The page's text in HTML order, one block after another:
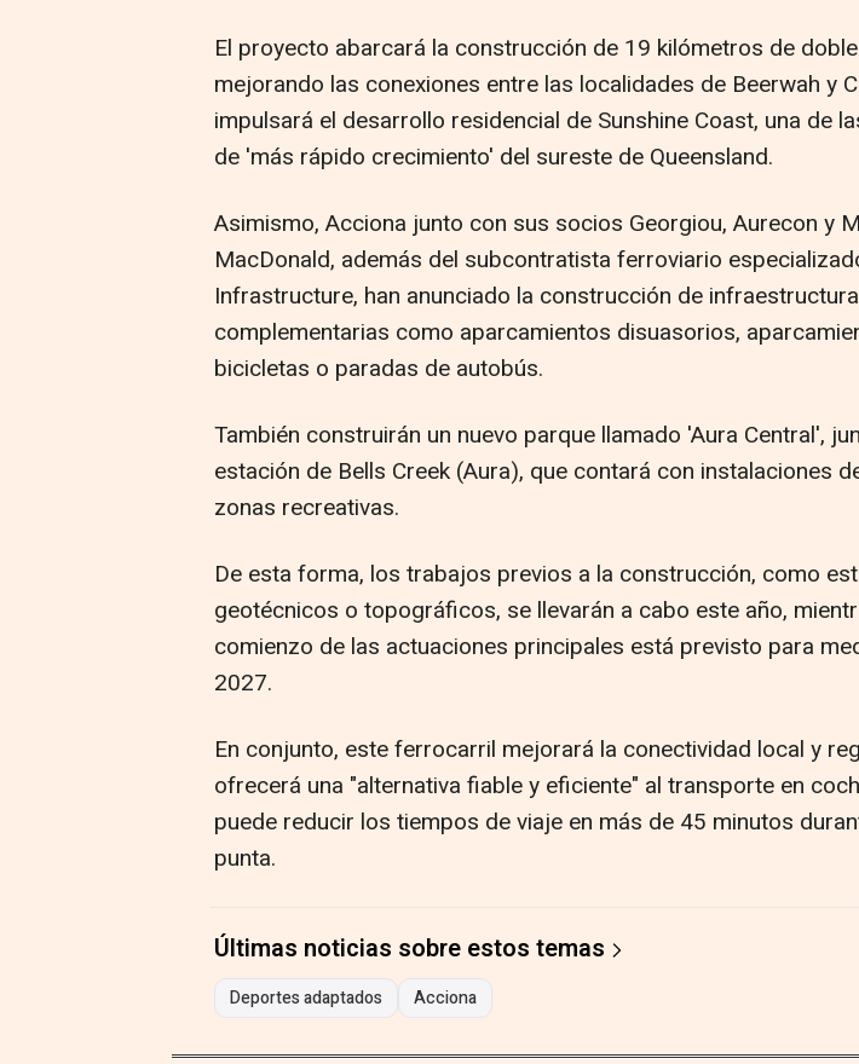
El proyecto abarcará la construcción de 19 kilómetros de
mejorando las conexiones entre las localidades de Beerwah y
impulsará el desarrollo residencial de Sunshine Coast, una de
de 'más rápido crecimiento' del sureste de Queensland.
Asimismo, Acciona junto con sus socios Georgiou, Aurecon y
MacDonald, además del subcontratista ferroviario
Infrastructure, han anunciado la construcción de
complementarias como aparcamientos disuasorios,
bicicletas o paradas de autobús.
También construirán un nuevo parque llamado 'Aura Central',
estación de Bells Creek (Aura), que contará con instalaciones
zonas recreativas.
De esta forma, los trabajos previos a la construcción, como
geotécnicos o topográficos, se llevarán a cabo este año,
comienzo de las actuaciones principales está previsto para
2027.
En conjunto, este ferrocarril mejorará la conectividad local y
ofrecerá una "alternativa fiable y eficiente" al transporte en
puede reducir los tiempos de viaje en más de 45 minutos
punta.
Últimas noticias sobre estos temas
Deportes adaptados Acciona